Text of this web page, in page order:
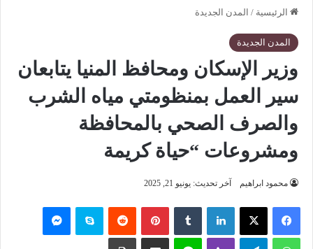
الرئيسية / المدن الجديدة
المدن الجديدة
وزير الإسكان ومحافظ المنيا يتابعان
سير العمل بمنظومتي مياه الشرب
والصرف الصحي بالمحافظة
ومشروعات “حياة كريمة
محمود ابراهيم آخر تحديث: يونيو 21, 2025
فيسبوك ‫X لينكدإن بينتيريست سكايب
واتساب تيلقرام لاين